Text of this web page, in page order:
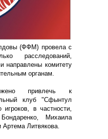
(ФФМ) провела с
расследований,
направлены комитету
органам.
привлечь к
клуб "Сфынтул
в частности,
Михаила
Литвякова.